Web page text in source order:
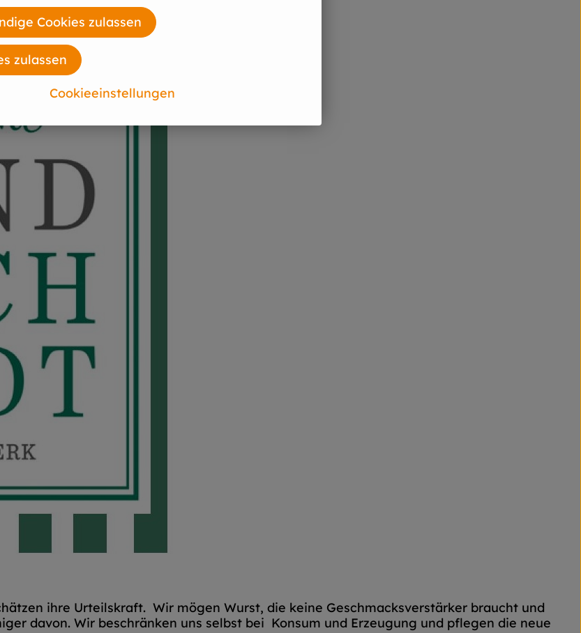
ihre Urteilskraft. Wir mögen Wurst, die keine Geschmacksverstärker braucht und
davon. Wir beschränken uns selbst bei Konsum und Erzeugung und pflegen die neue
Cookieeinstellungen
Cookies zulassen
zulassen